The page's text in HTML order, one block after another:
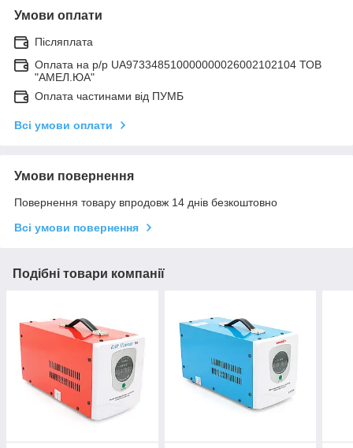
Умови оплати
Післяплата
Оплата на р/р UA973348510000000026002102104 ТОВ
"АМЕЛ.ЮА"
Оплата частинами від ПУМБ
Всі умови оплати
Умови повернення
Повернення товару впродовж 14 днів безкоштовно
Всі умови повернення
Подібні товари компанії